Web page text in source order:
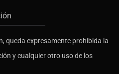
queda expresamente prohibida la
y cualquier otro uso de los